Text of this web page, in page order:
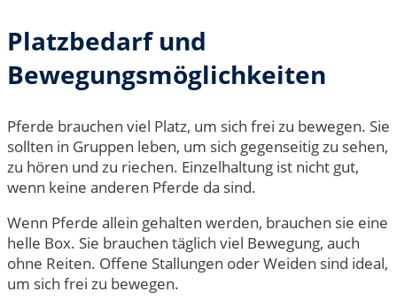
Platzbedarf und
Bewegungsmöglichkeiten
Pferde brauchen viel Platz, um sich frei zu bewegen. Sie
sollten in Gruppen leben, um sich gegenseitig zu sehen,
zu hören und zu riechen. Einzelhaltung ist nicht gut,
wenn keine anderen Pferde da sind.
Wenn Pferde allein gehalten werden, brauchen sie eine
helle Box. Sie brauchen täglich viel Bewegung, auch
ohne Reiten. Offene Stallungen oder Weiden sind ideal,
um sich frei zu bewegen.